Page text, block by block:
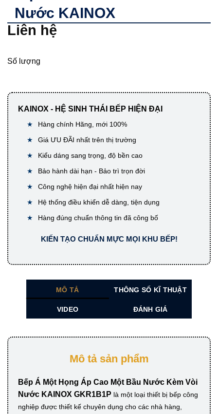
Nước KAINOX
Liên hệ
Số lượng
KAINOX - HỆ SINH THÁI BẾP HIỆN ĐẠI
Hàng chính Hãng, mới 100%
Giá ƯU ĐÃI nhất trên thị trường
Kiểu dáng sang trọng, độ bền cao
Bảo hành dài hạn - Bảo trì trọn đời
Công nghệ hiện đại nhất hiện nay
Hệ thống điều khiển dễ dàng, tiện dụng
Hàng đúng chuẩn thông tin đã công bố
KIẾN TẠO CHUẨN MỰC MỌI KHU BẾP!
MÔ TẢ THÔNG SỐ KĨ THUẬT
VIDEO ĐÁNH GIÁ
Mô tả sản phẩm
Bếp Á Một Họng Áp Cao Một Bầu Nước Kèm Vòi
Nước KAINOX GKR1B1P là một loại thiết bị bếp công
nghiệp được thiết kế chuyên dụng cho các nhà hàng,